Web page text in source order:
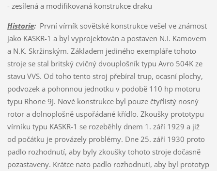
- zesílená a modifikovaná konstrukce draku
Historie:První vírník sovětské konstrukce vešel ve známost
jako KASKR-1 a byl vyprojektován a postaven N.I. Kamovem
a N.K. Skržinským. Základem jediného exempláře tohoto
stroje se stal britský cvičný dvouplošník typu Avro 504K ze
stavu VVS. Od toho tento stroj přebíral trup, ocasní plochy,
podvozek a pohonnou jednotku v podobě 110 hp motoru
typu Rhone 9J. Nové konstrukce byl pouze čtyřlistý nosný
rotor a dolnoplošně uspořádané křídlo. Zkoušky prototypu
vírníku typu KASKR-1 se rozeběhly dnem 1. září 1929 a již
od počátku je provázely problémy. Dne 25. září 1930 proto
padlo rozhodnutí, aby byly zkoušky tohoto stroje dočasně
pozastaveny. Krátce nato padlo rozhodnutí, aby byl prototyp